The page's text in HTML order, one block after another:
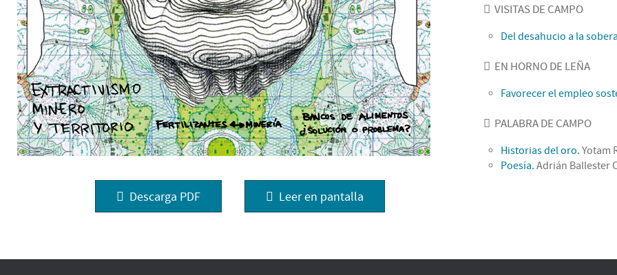
Descarga PDF Leer en pantalla
VISITAS DE CAMPO
Del desahucio a la
EN HORNO DE LEÑA
Favorecer el empleo
PALABRA DE CAMPO
Historias del oro. Yotam
Poesía. Adrián Ballester